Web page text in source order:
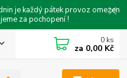
je každý pátek provoz omezen
za pochopení !
0 ks
za 0,00 Kč